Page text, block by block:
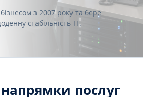
з 2007 року та бере
стабільність IT.
послуг